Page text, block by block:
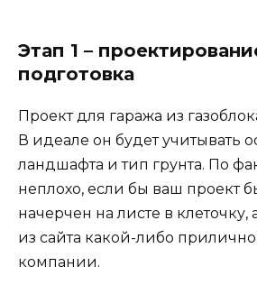
Этап 1 –
подготовка
Проект для гаража из
В идеале он будет учитывать
ландшафта и тип грунта. По
неплохо, если бы ваш проект
начерчен на листе в клеточку,
из сайта какой-либо
компании.